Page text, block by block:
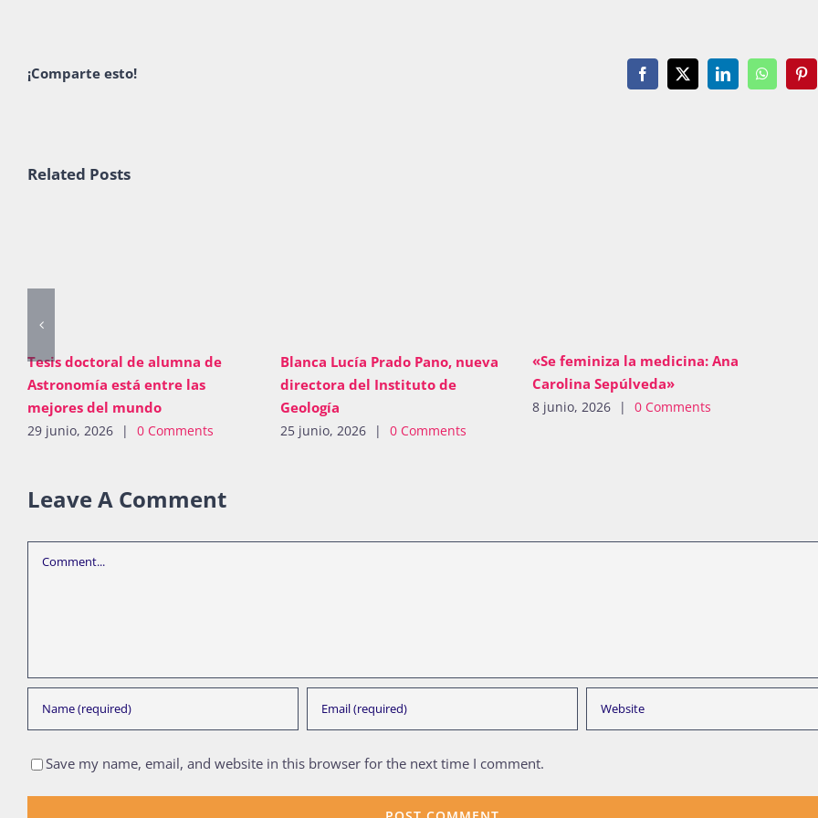
¡Comparte esto! Facebook
X LinkedInWhatsApp
Related Posts
Tesis doctoral de alumna de
Astronomía está entre las
mejores del mundo
29 junio, 2026 | 0 Comments
Blanca Lucía Prado Pano, nueva
directora del Instituto de
Geología
25 junio, 2026 | 0 Comments
«Se feminiza la medicina: Ana
Carolina Sepúlveda»
8 junio, 2026 | 0 Comments
Leave A Comment
Comment
Save my name, email, and website in this browser for the next time I comment.